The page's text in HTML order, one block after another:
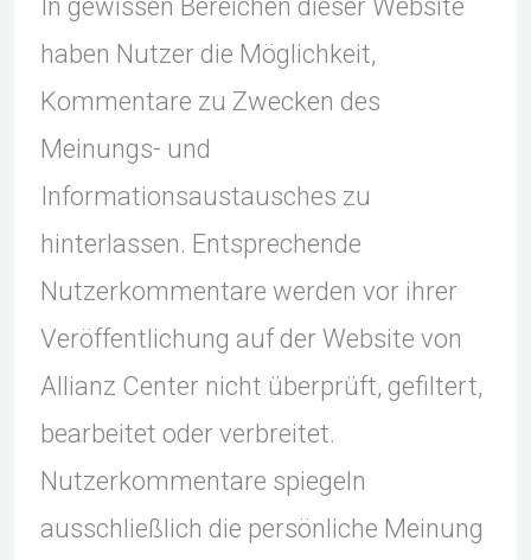
In gewissen Bereichen dieser Website
haben Nutzer die Möglichkeit,
Kommentare zu Zwecken des
Meinungs- und
Informationsaustausches zu
hinterlassen. Entsprechende
Nutzerkommentare werden vor ihrer
Veröffentlichung auf der Website von
Allianz Center nicht überprüft, gefiltert,
bearbeitet oder verbreitet.
Nutzerkommentare spiegeln
ausschließlich die persönliche Meinung